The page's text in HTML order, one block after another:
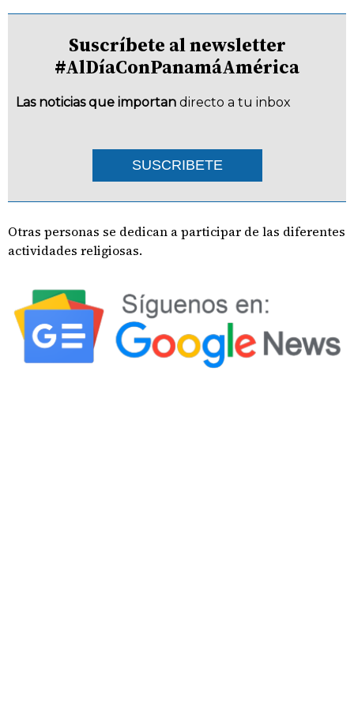
Suscríbete al newsletter
#AlDíaConPanamáAmérica
Las noticias que importan directo a tu inbox
SUSCRIBETE
Otras personas se dedican a participar de las diferentes
actividades religiosas.